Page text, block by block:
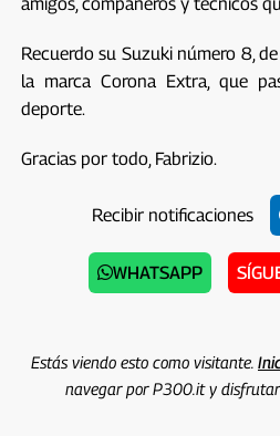
Recuerdo su Suzuki número 8,
la marca Corona Extra, que
deporte.
Gracias por todo, Fabrizio.
Recibir notificaciones
WHATSAPP
Estás viendo esto como visitante.
navegar por P300.it y